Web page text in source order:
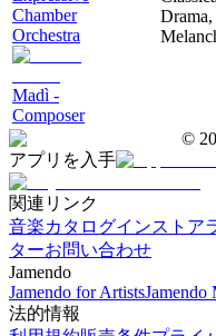
Chamber
Orchestra
Madì -
Composer
©
アプリを入手
関連リンク
音楽カタログインストア
ターお問い合わせ
Jamendo
Jamendo for ArtistsJamendo
法的情報